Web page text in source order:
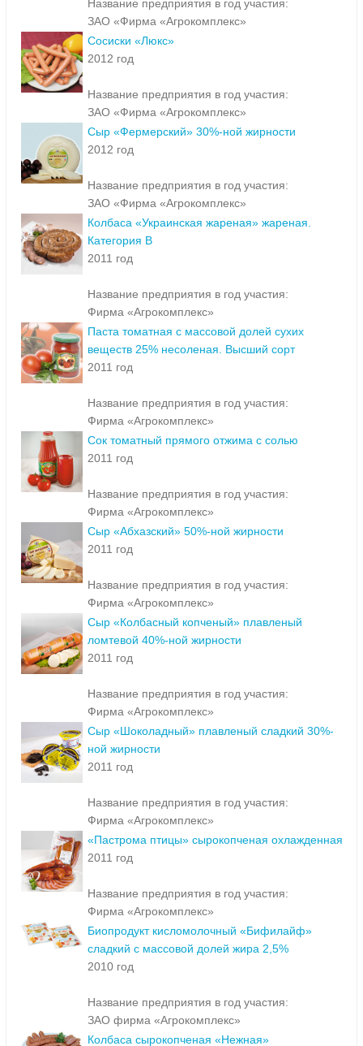
Название предприятия в год участия:
ЗАО «Фирма «Агрокомплекс»
Сосиски «Люкс»
2012 год
Название предприятия в год участия:
ЗАО «Фирма «Агрокомплекс»
Сыр «Фермерский» 30%-ной жирности
2012 год
Название предприятия в год участия:
ЗАО «Фирма «Агрокомплекс»
Колбаса «Украинская жареная» жареная.
Категория В
2011 год
Название предприятия в год участия:
Фирма «Агрокомплекс»
Паста томатная с массовой долей сухих
веществ 25% несоленая. Высший сорт
2011 год
Название предприятия в год участия:
Фирма «Агрокомплекс»
Сок томатный прямого отжима с солью
2011 год
Название предприятия в год участия:
Фирма «Агрокомплекс»
Сыр «Абхазский» 50%-ной жирности
2011 год
Название предприятия в год участия:
Фирма «Агрокомплекс»
Сыр «Колбасный копченый» плавленый
ломтевой 40%-ной жирности
2011 год
Название предприятия в год участия:
Фирма «Агрокомплекс»
Сыр «Шоколадный» плавленый сладкий 30%-
ной жирности
2011 год
Название предприятия в год участия:
Фирма «Агрокомплекс»
«Пастрома птицы» сырокопченая охлажденная
2011 год
Название предприятия в год участия:
Фирма «Агрокомплекс»
Биопродукт кисломолочный «Бифилайф»
сладкий с массовой долей жира 2,5%
2010 год
Название предприятия в год участия:
ЗАО фирма «Агрокомплекс»
Колбаса сырокопченая «Нежная»